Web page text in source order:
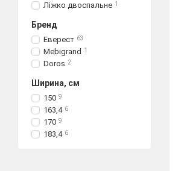
Ліжко двоспальне 1
Бренд
Еверест 63
Mebigrand 1
Doros 2
Ширина, см
150 9
163,4 6
170 9
183,4 6